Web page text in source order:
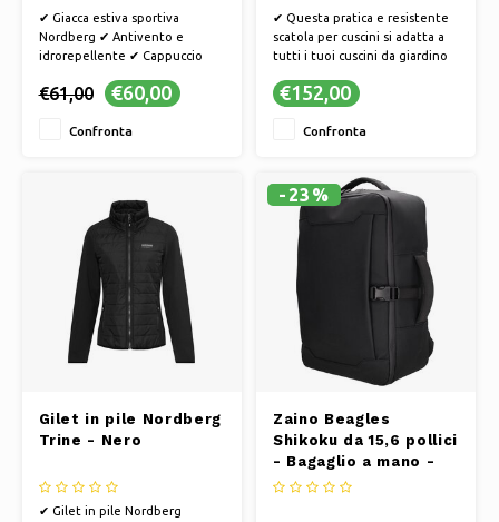
✔ Giacca estiva sportiva
Nordberg ✔ Antivento e
idrorepellente ✔ Cappuccio
cerniera ✔ Comoda per
bicicletta sotto la pioggia o il
€61,00 €60,00
Confronta
cuscini da giardino,
tra le altre cose,
750L - 155 x 66 x 80
✔ Questa pratica e resistente
scatola per cuscini si adatta a
tutti i tuoi cuscini da giardino
✔ Colore nero
€152,00
Confronta
Gilet in pile Nordberg
Trine - Nero
✔ Gilet in pile Nordberg
-23%
Zaino Beagles
Shikoku da 15,6 pollici
- Bagaglio a mano -
Zaino per laptop -